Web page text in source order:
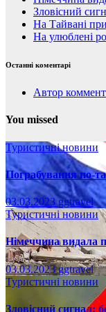
Зловісний
На Тайвані
На улюблені
Останні коментарі
Автор
You missed
Туристичні новини
Пограбування по-
03.03.2023ggtravel
Туристичні новини
Німеччина видала
03.03.2023ggtravel
Туристичні новини
Зловісний сигнал: